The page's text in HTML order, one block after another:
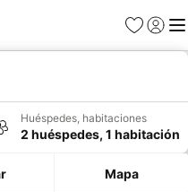
Favoritos
Iniciar
Huéspedes, habitaciones
2 huéspedes, 1 habitación
Mapa